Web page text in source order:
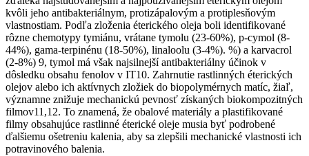
kvôli jeho antibakteriálnym, protizápalovým a protiplesňovým
vlastnostiam. Podľa zloženia éterického oleja boli identifikované
rôzne chemotypy tymiánu, vrátane tymolu (23-60%), p-cymol (8-
44%), gama-terpinénu (18-50%), linaloolu (3-4%). %) a karvacrol
(2-8%) 9, tymol má však najsilnejší antibakteriálny účinok v
dôsledku obsahu fenolov v IT10. Zahrnutie rastlinných éterických
olejov alebo ich aktívnych zložiek do biopolymérnych matíc, žiaľ,
významne znižuje mechanickú pevnosť získaných biokompozitných
filmov11,12. To znamená, že obalové materiály a plastifikované
filmy obsahujúce rastlinné éterické oleje musia byť podrobené
ďalšiemu ošetreniu kalenia, aby sa zlepšili mechanické vlastnosti ich
potravinového balenia.